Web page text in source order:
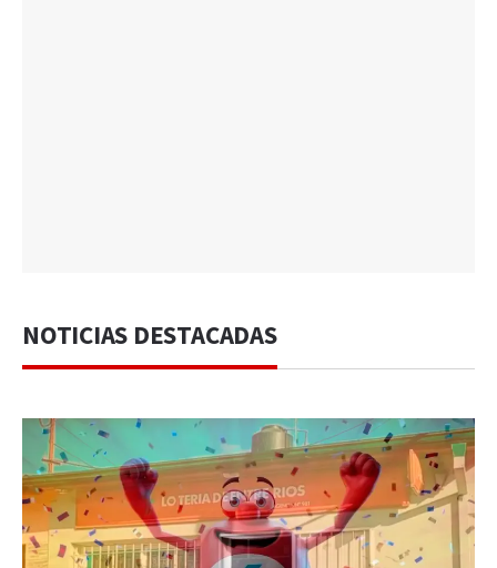
NOTICIAS DESTACADAS